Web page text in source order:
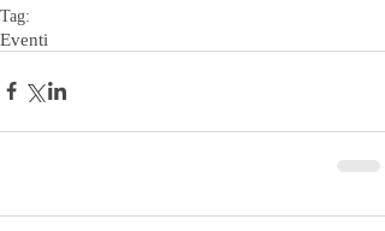
Tag:
Eventi